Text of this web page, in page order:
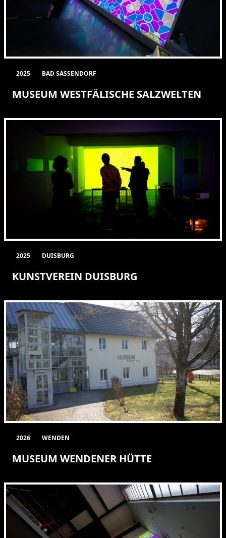
2025 BAD SASSENDORF
MUSEUM WESTFÄLISCHE SALZWELTEN
2025 DUISBURG
KUNSTVEREIN DUISBURG
2026 WENDEN
MUSEUM WENDENER HÜTTE